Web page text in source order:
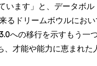
ます」と、データボ
ドリームボウルにお
への移行を示すもう一
才能や能力に恵まれ